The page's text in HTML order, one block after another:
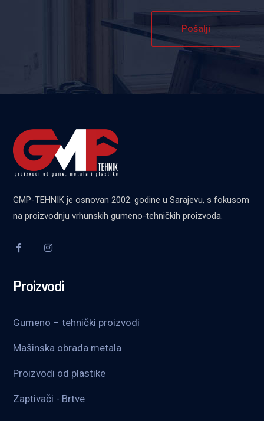
Pošalji
GMP-TEHNIK je osnovan 2002. godine u Sarajevu, s fokusom
na proizvodnju vrhunskih gumeno-tehničkih proizvoda.
Proizvodi
Gumeno – tehnički proizvodi
Mašinska obrada metala
Proizvodi od plastike
Zaptivači - Brtve